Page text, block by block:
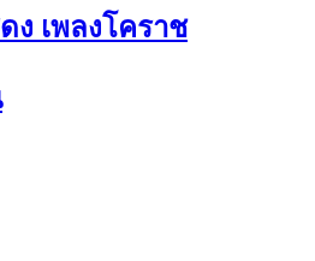
ง เพลงโคราช